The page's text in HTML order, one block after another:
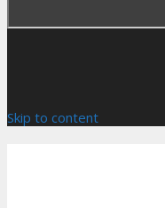
Skip to content